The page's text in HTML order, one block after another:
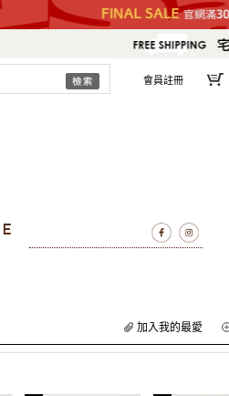
會員註冊
加入我的最愛